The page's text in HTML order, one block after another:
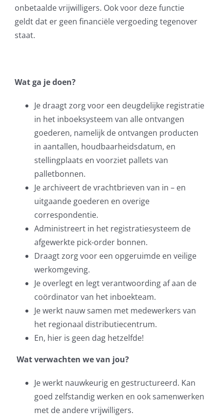
onbetaalde vrijwilligers. Ook voor deze functie
geldt dat er geen financiële vergoeding tegenover
staat.
Wat ga je doen?
Je draagt zorg voor een deugdelijke registratie
in het inboeksysteem van alle ontvangen
goederen, namelijk de ontvangen producten
in aantallen, houdbaarheidsdatum, en
stellingplaats en voorziet pallets van
palletbonnen.
Je archiveert de vrachtbrieven van in – en
uitgaande goederen en overige
correspondentie.
Administreert in het registratiesysteem de
afgewerkte pick-order bonnen.
Draagt zorg voor een opgeruimde en veilige
werkomgeving.
Je overlegt en legt verantwoording af aan de
coördinator van het inboekteam.
Je werkt nauw samen met medewerkers van
het regionaal distributiecentrum.
En, hier is geen dag hetzelfde!
Wat verwachten we van jou?
Je werkt nauwkeurig en gestructureerd. Kan
goed zelfstandig werken en ook samenwerken
met de andere vrijwilligers.